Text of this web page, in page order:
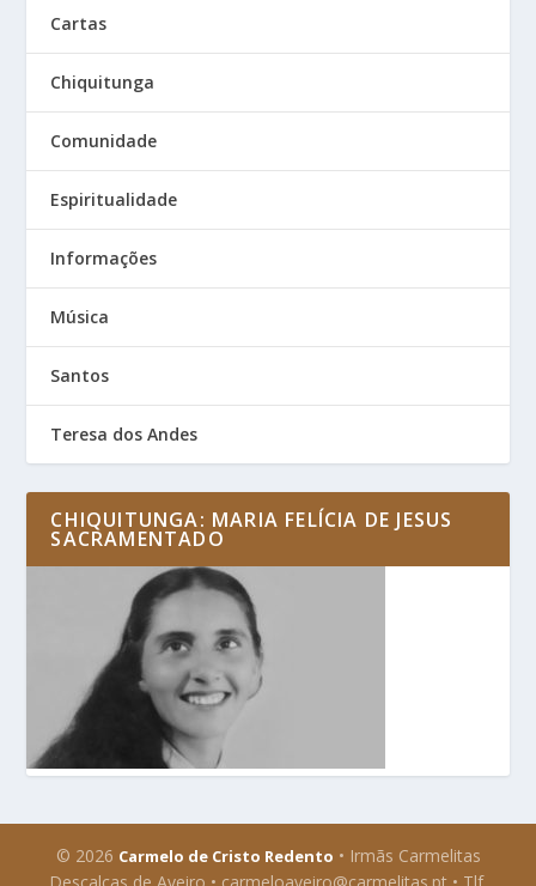
Cartas
Chiquitunga
Comunidade
Espiritualidade
Informações
Música
Santos
Teresa dos Andes
CHIQUITUNGA: MARIA FELÍCIA DE JESUS
SACRAMENTADO
© 2026 Carmelo de Cristo Redento • Irmãs Carmelitas